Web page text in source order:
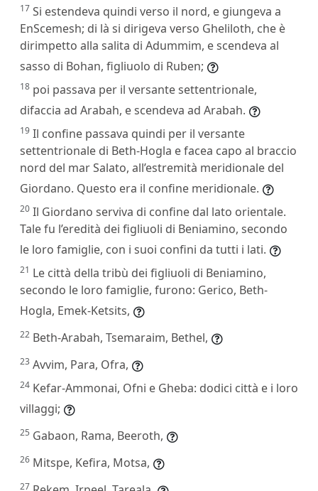
17 Si estendeva quindi verso il nord, e giungeva a
EnScemesh; di là si dirigeva verso Gheliloth, che è
dirimpetto alla salita di Adummim, e scendeva al
sasso di Bohan, figliuolo di Ruben;
18 poi passava per il versante settentrionale,
difaccia ad Arabah, e scendeva ad Arabah.
19 Il confine passava quindi per il versante
settentrionale di Beth-Hogla e facea capo al braccio
nord del mar Salato, all’estremità meridionale del
Giordano. Questo era il confine meridionale.
20 Il Giordano serviva di confine dal lato orientale.
Tale fu l’eredità dei figliuoli di Beniamino, secondo
le loro famiglie, con i suoi confini da tutti i lati.
21 Le città della tribù dei figliuoli di Beniamino,
secondo le loro famiglie, furono: Gerico, Beth-
Hogla, Emek-Ketsits,
22 Beth-Arabah, Tsemaraim, Bethel,
23 Avvim, Para, Ofra,
24 Kefar-Ammonai, Ofni e Gheba: dodici città e i loro
villaggi;
25 Gabaon, Rama, Beeroth,
26 Mitspe, Kefira, Motsa,
27